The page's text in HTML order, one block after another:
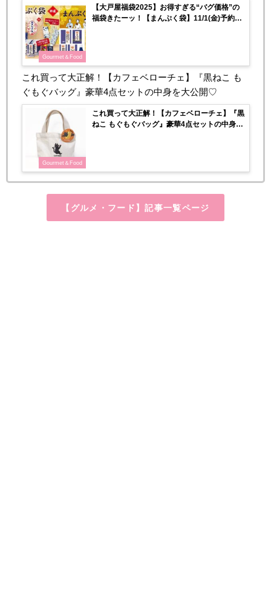
Gourmet＆Food
【大戸屋福袋2025】お得すぎる“バグ価格”の
福袋きたーッ！【まんぷく袋】11/1(金)予約ス
これ買って大正解！【カフェベローチェ】『黒ねこ も
ぐもぐバッグ』豪華4点セットの中身を大公開♡
Gourmet＆Food
これ買って大正解！【カフェベローチェ】『黒
ねこ もぐもぐバッグ』豪華4点セットの中身を
【グルメ・フード】記事一覧ページ